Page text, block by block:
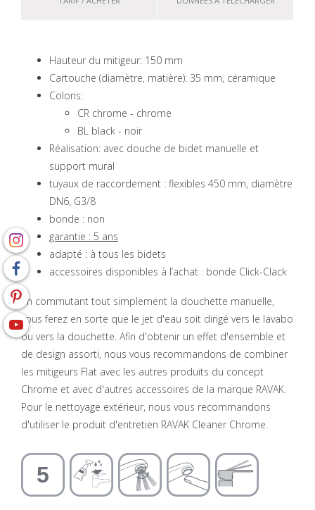
Hauteur du mitigeur: 150 mm
Cartouche (diamètre, matière): 35 mm, céramique
Coloris:
CR chrome - chrome
BL black - noir
Réalisation: avec douche de bidet manuelle et
support mural
tuyaux de raccordement : flexibles 450 mm, diamètre
DN6, G3/8
bonde : non
garantie : 5 ans
adapté : à tous les bidets
accessoires disponibles à l’achat : bonde Click-Clack
En commutant tout simplement la douchette manuelle,
vous ferez en sorte que le jet d'eau soit dirigé vers le lavabo
ou vers la douchette. Afin d'obtenir un effet d'ensemble et
de design assorti, nous vous recommandons de combiner
les mitigeurs Flat avec les autres produits du concept
Chrome et avec d'autres accessoires de la marque RAVAK.
Pour le nettoyage extérieur, nous vous recommandons
d'utiliser le produit d'entretien RAVAK Cleaner Chrome.